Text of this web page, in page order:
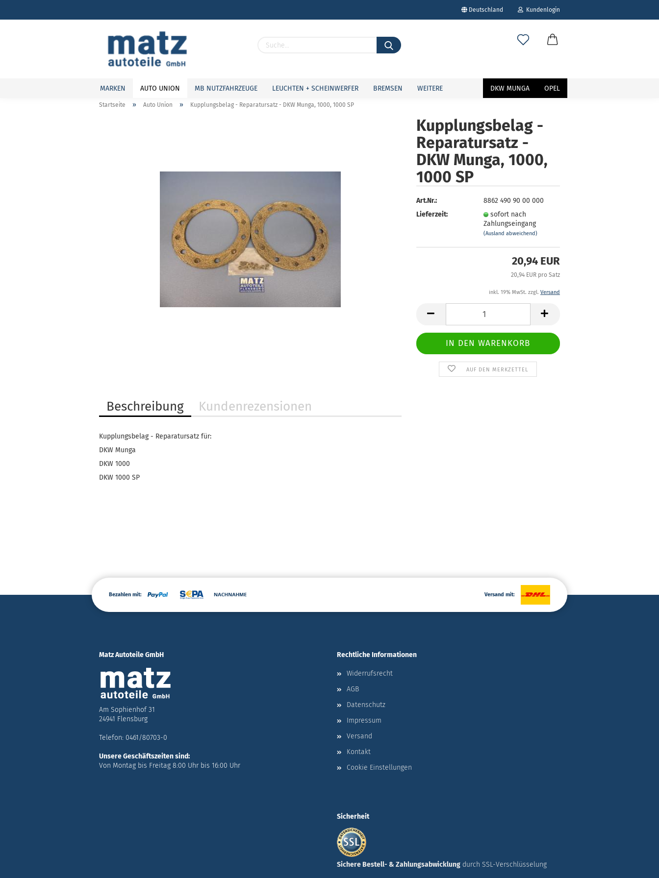
Deutschland Kundenlogin
Konto erstellen
Passwort vergessen?
MARKEN AUTO UNION MB NUTZFAHRZEUGE LEUCHTEN + SCHEINWERFER BREMSEN DKW MUNGA OPEL
WEITERE
Startseite » Auto Union » Kupplungsbelag - Reparatursatz - DKW Munga, 1000, 1000 SP
Kupplungsbelag -
Reparatursatz -
DKW Munga, 1000,
1000 SP
Art.Nr.:
8862 490 90 00 000
Lieferzeit:
sofort nach
Zahlungseingang
(Ausland abweichend)
20,94 EUR
20,94 EUR pro Satz
inkl. 19% MwSt. zzgl. Versand
AUF DEN MERKZETTEL
Beschreibung Kundenrezensionen
Kupplungsbelag - Reparatursatz für:
DKW Munga
DKW 1000
DKW 1000 SP
Bezahlen mit: Versand mit:
Matz Autoteile GmbH
Am Sophienhof 31
24941 Flensburg
Telefon: 0461/80703-0
Unsere Geschäftszeiten sind:
Von Montag bis Freitag 8:00 Uhr bis 16:00 Uhr
Rechtliche Informationen
Widerrufsrecht
AGB
Datenschutz
Impressum
Versand
Kontakt
Cookie Einstellungen
Sicherheit
Sichere Bestell- & Zahlungsabwicklung durch SSL-Verschlüsselung